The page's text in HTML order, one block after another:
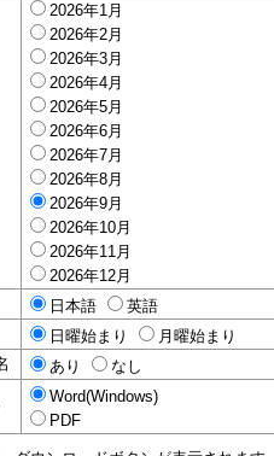
2026年1月
2026年2月
2026年3月
2026年4月
2026年5月
2026年6月
2026年7月
2026年8月
2026年9月
2026年10月
2026年11月
2026年12月
日本語
英語
日曜始まり
月曜始まり
あり なし
Word(Windows)
PDF